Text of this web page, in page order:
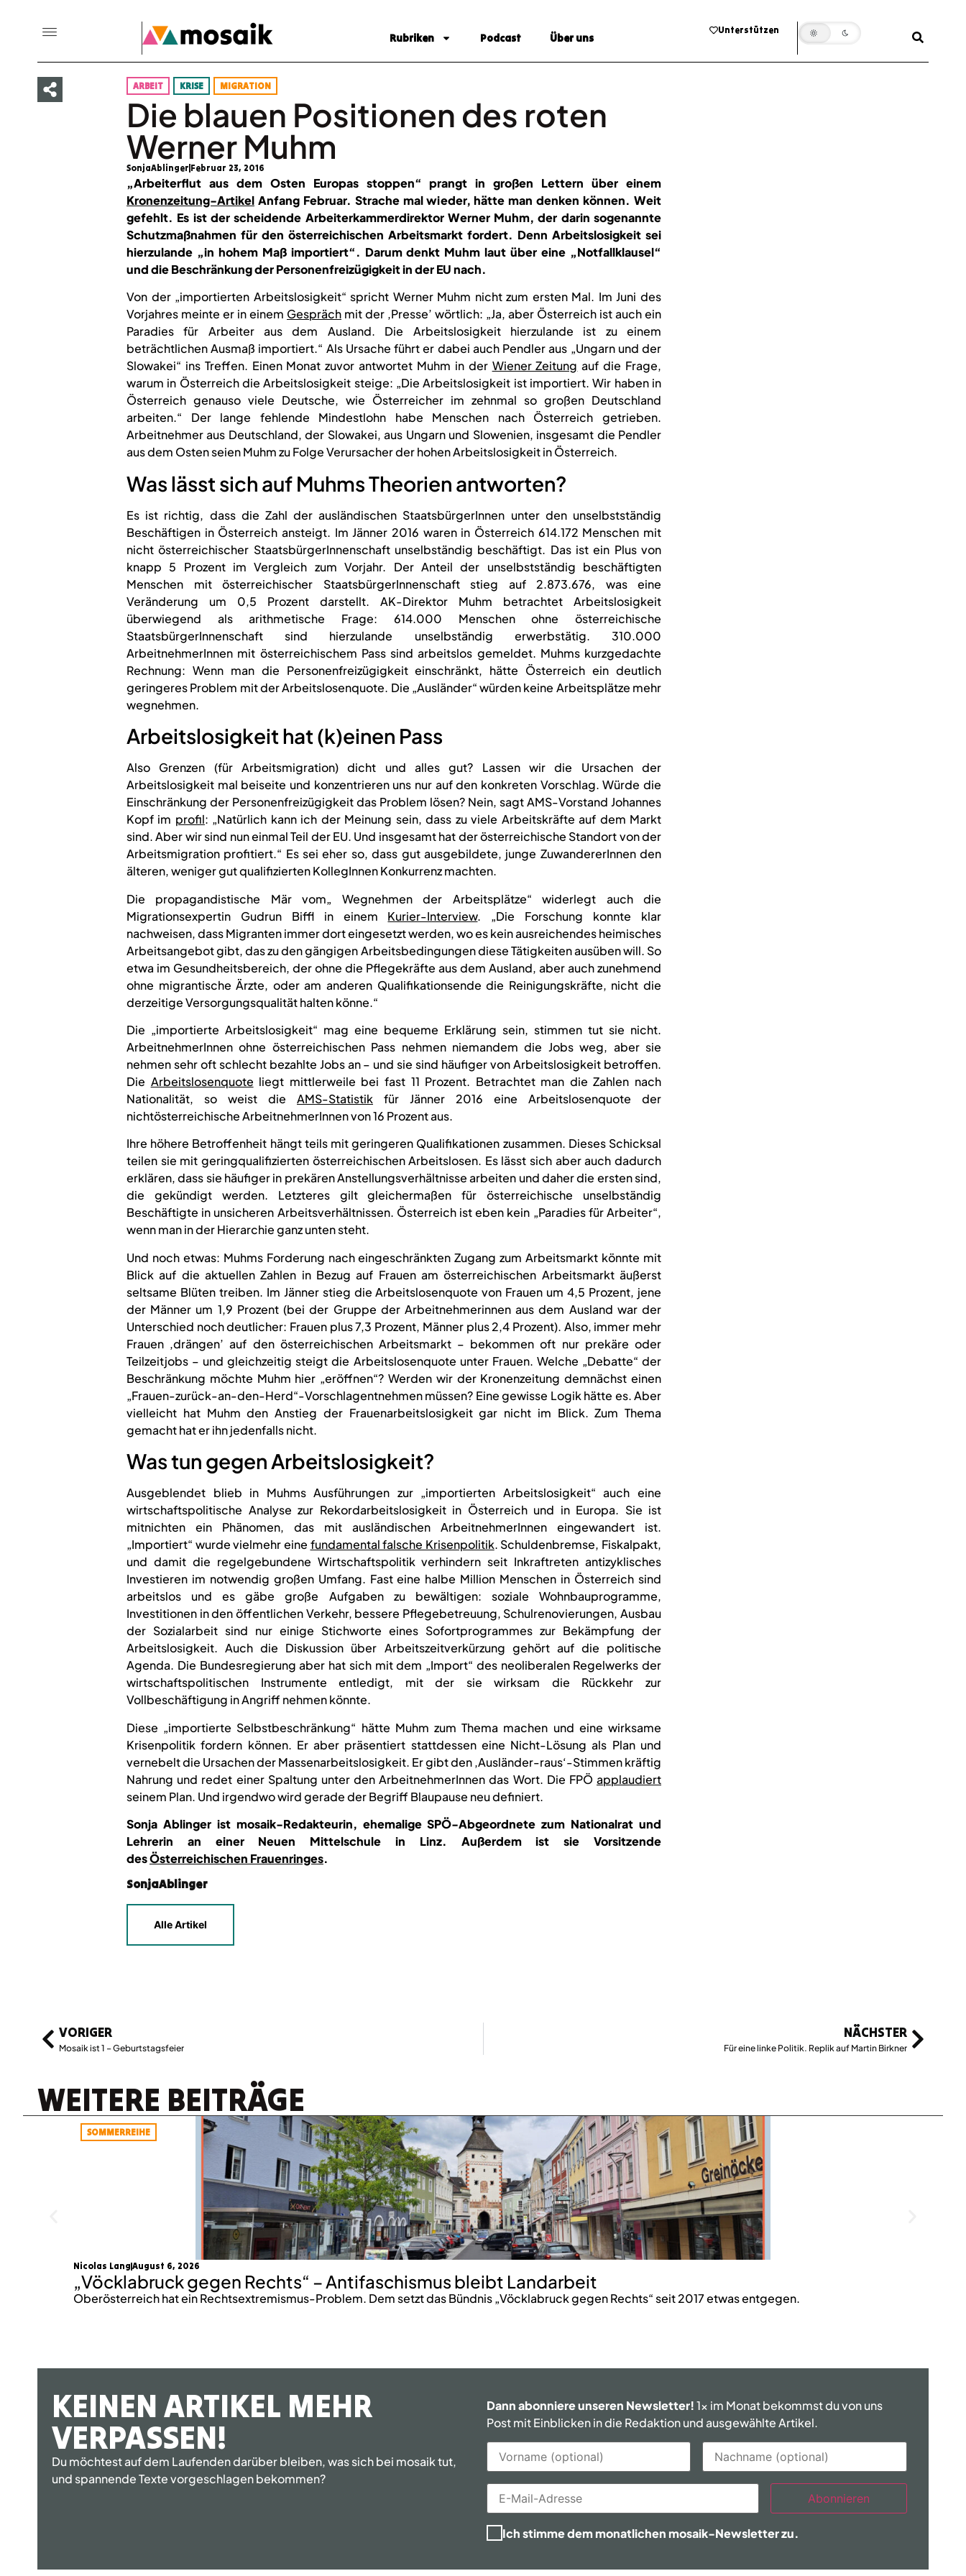
Rubriken Podcast Über uns
Unterstützen
ARBEIT KRISE MIGRATION
Die blauen Positionen des roten
Werner Muhm
SonjaAblinger Februar 23, 2016
„Arbeiterflut aus dem Osten Europas stoppen“ prangt in großen Lettern über einem
Kronenzeitung-Artikel Anfang Februar. Strache mal wieder, hätte man denken können. Weit
gefehlt. Es ist der scheidende Arbeiterkammerdirektor Werner Muhm, der darin sogenannte
Schutzmaßnahmen für den österreichischen Arbeitsmarkt fordert. Denn Arbeitslosigkeit sei
hierzulande „in hohem Maß importiert“. Darum denkt Muhm laut über eine „Notfallklausel“
und die Beschränkung der Personenfreizügigkeit in der EU nach.
Von der „importierten Arbeitslosigkeit“ spricht Werner Muhm nicht zum ersten Mal. Im Juni des
Vorjahres meinte er in einem Gespräch mit der ‚Presse’ wörtlich: „Ja, aber Österreich ist auch ein
Paradies für Arbeiter aus dem Ausland. Die Arbeitslosigkeit hierzulande ist zu einem
beträchtlichen Ausmaß importiert.“ Als Ursache führt er dabei auch Pendler aus „Ungarn und der
Slowakei“ ins Treffen. Einen Monat zuvor antwortet Muhm in der Wiener Zeitung auf die Frage,
warum in Österreich die Arbeitslosigkeit steige: „Die Arbeitslosigkeit ist importiert. Wir haben in
Österreich genauso viele Deutsche, wie Österreicher im zehnmal so großen Deutschland
arbeiten.“ Der lange fehlende Mindestlohn habe Menschen nach Österreich getrieben.
Arbeitnehmer aus Deutschland, der Slowakei, aus Ungarn und Slowenien, insgesamt die Pendler
aus dem Osten seien Muhm zu Folge Verursacher der hohen Arbeitslosigkeit in Österreich.
Was lässt sich auf Muhms Theorien antworten?
Es ist richtig, dass die Zahl der ausländischen StaatsbürgerInnen unter den unselbstständig
Beschäftigen in Österreich ansteigt. Im Jänner 2016 waren in Österreich 614.172 Menschen mit
nicht österreichischer StaatsbürgerInnenschaft unselbständig beschäftigt. Das ist ein Plus von
knapp 5 Prozent im Vergleich zum Vorjahr. Der Anteil der unselbstständig beschäftigten
Menschen mit österreichischer StaatsbürgerInnenschaft stieg auf 2.873.676, was eine
Veränderung um 0,5 Prozent darstellt. AK-Direktor Muhm betrachtet Arbeitslosigkeit
überwiegend als arithmetische Frage: 614.000 Menschen ohne österreichische
StaatsbürgerInnenschaft sind hierzulande unselbständig erwerbstätig. 310.000
ArbeitnehmerInnen mit österreichischem Pass sind arbeitslos gemeldet. Muhms kurzgedachte
Rechnung: Wenn man die Personenfreizügigkeit einschränkt, hätte Österreich ein deutlich
geringeres Problem mit der Arbeitslosenquote. Die „Ausländer“ würden keine Arbeitsplätze mehr
wegnehmen.
Arbeitslosigkeit hat (k)einen Pass
Also Grenzen (für Arbeitsmigration) dicht und alles gut? Lassen wir die Ursachen der
Arbeitslosigkeit mal beiseite und konzentrieren uns nur auf den konkreten Vorschlag. Würde die
Einschränkung der Personenfreizügigkeit das Problem lösen? Nein, sagt AMS-Vorstand Johannes
Kopf im profil: „Natürlich kann ich der Meinung sein, dass zu viele Arbeitskräfte auf dem Markt
sind. Aber wir sind nun einmal Teil der EU. Und insgesamt hat der österreichische Standort von der
Arbeitsmigration profitiert.“ Es sei eher so, dass gut ausgebildete, junge ZuwandererInnen den
älteren, weniger gut qualifizierten KollegInnen Konkurrenz machten.
Die propagandistische Mär vom„ Wegnehmen der Arbeitsplätze“ widerlegt auch die
Migrationsexpertin Gudrun Biffl in einem Kurier-Interview. „Die Forschung konnte klar
nachweisen, dass Migranten immer dort eingesetzt werden, wo es kein ausreichendes heimisches
Arbeitsangebot gibt, das zu den gängigen Arbeitsbedingungen diese Tätigkeiten ausüben will. So
etwa im Gesundheitsbereich, der ohne die Pflegekräfte aus dem Ausland, aber auch zunehmend
ohne migrantische Ärzte, oder am anderen Qualifikationsende die Reinigungskräfte, nicht die
derzeitige Versorgungsqualität halten könne.“
Die „importierte Arbeitslosigkeit“ mag eine bequeme Erklärung sein, stimmen tut sie nicht.
ArbeitnehmerInnen ohne österreichischen Pass nehmen niemandem die Jobs weg, aber sie
nehmen sehr oft schlecht bezahlte Jobs an – und sie sind häufiger von Arbeitslosigkeit betroffen.
Die Arbeitslosenquote liegt mittlerweile bei fast 11 Prozent. Betrachtet man die Zahlen nach
Nationalität, so weist die AMS-Statistik für Jänner 2016 eine Arbeitslosenquote der
nichtösterreichische ArbeitnehmerInnen von 16 Prozent aus.
Ihre höhere Betroffenheit hängt teils mit geringeren Qualifikationen zusammen. Dieses Schicksal
teilen sie mit geringqualifizierten österreichischen Arbeitslosen. Es lässt sich aber auch dadurch
erklären, dass sie häufiger in prekären Anstellungsverhältnisse arbeiten und daher die ersten sind,
die gekündigt werden. Letzteres gilt gleichermaßen für österreichische unselbständig
Beschäftigte in unsicheren Arbeitsverhältnissen. Österreich ist eben kein „Paradies für Arbeiter“,
wenn man in der Hierarchie ganz unten steht.
Und noch etwas: Muhms Forderung nach eingeschränkten Zugang zum Arbeitsmarkt könnte mit
Blick auf die aktuellen Zahlen in Bezug auf Frauen am österreichischen Arbeitsmarkt äußerst
seltsame Blüten treiben. Im Jänner stieg die Arbeitslosenquote von Frauen um 4,5 Prozent, jene
der Männer um 1,9 Prozent (bei der Gruppe der Arbeitnehmerinnen aus dem Ausland war der
Unterschied noch deutlicher: Frauen plus 7,3 Prozent, Männer plus 2,4 Prozent). Also, immer mehr
Frauen ‚drängen’ auf den österreichischen Arbeitsmarkt – bekommen oft nur prekäre oder
Teilzeitjobs – und gleichzeitig steigt die Arbeitslosenquote unter Frauen. Welche „Debatte“ der
Beschränkung möchte Muhm hier „eröffnen“? Werden wir der Kronenzeitung demnächst einen
„Frauen-zurück-an-den-Herd“-Vorschlagentnehmen müssen? Eine gewisse Logik hätte es. Aber
vielleicht hat Muhm den Anstieg der Frauenarbeitslosigkeit gar nicht im Blick. Zum Thema
gemacht hat er ihn jedenfalls nicht.
Was tun gegen Arbeitslosigkeit?
Ausgeblendet blieb in Muhms Ausführungen zur „importierten Arbeitslosigkeit“ auch eine
wirtschaftspolitische Analyse zur Rekordarbeitslosigkeit in Österreich und in Europa. Sie ist
mitnichten ein Phänomen, das mit ausländischen ArbeitnehmerInnen eingewandert ist.
„Importiert“ wurde vielmehr eine fundamental falsche Krisenpolitik. Schuldenbremse, Fiskalpakt,
und damit die regelgebundene Wirtschaftspolitik verhindern seit Inkraftreten antizyklisches
Investieren im notwendig großen Umfang. Fast eine halbe Million Menschen in Österreich sind
arbeitslos und es gäbe große Aufgaben zu bewältigen: soziale Wohnbauprogramme,
Investitionen in den öffentlichen Verkehr, bessere Pflegebetreuung, Schulrenovierungen, Ausbau
der Sozialarbeit sind nur einige Stichworte eines Sofortprogrammes zur Bekämpfung der
Arbeitslosigkeit. Auch die Diskussion über Arbeitszeitverkürzung gehört auf die politische
Agenda. Die Bundesregierung aber hat sich mit dem „Import“ des neoliberalen Regelwerks der
wirtschaftspolitischen Instrumente entledigt, mit der sie wirksam die Rückkehr zur
Vollbeschäftigung in Angriff nehmen könnte.
Diese „importierte Selbstbeschränkung“ hätte Muhm zum Thema machen und eine wirksame
Krisenpolitik fordern können. Er aber präsentiert stattdessen eine Nicht-Lösung als Plan und
vernebelt die Ursachen der Massenarbeitslosigkeit. Er gibt den ‚Ausländer-raus‘-Stimmen kräftig
Nahrung und redet einer Spaltung unter den ArbeitnehmerInnen das Wort. Die FPÖ applaudiert
seinem Plan. Und irgendwo wird gerade der Begriff Blaupause neu definiert.
Sonja Ablinger ist mosaik-Redakteurin, ehemalige SPÖ-Abgeordnete zum Nationalrat und
Lehrerin an einer Neuen Mittelschule in Linz. Außerdem ist sie Vorsitzende
desÖsterreichischen Frauenringes.
SonjaAblinger
Alle Artikel
VORIGER
Mosaik ist 1 – Geburtstagsfeier
NÄCHSTER
Für eine linke Politik. Replik auf Martin Birkner
WEITERE BEITRÄGE
SOMMERREIHE
Nicolas Lang August 6, 2026
„Vöcklabruck gegen Rechts“ – Antifaschismus bleibt Landarbeit
Oberösterreich hat ein Rechtsextremismus-Problem. Dem setzt das Bündnis „Vöcklabruck gegen Rechts“ seit 2017 etwas entgegen.
KEINEN ARTIKEL MEHR
VERPASSEN!
Du möchtest auf dem Laufenden darüber bleiben, was sich bei mosaik tut,
und spannende Texte vorgeschlagen bekommen?
Dann abonniere unseren Newsletter!1x im Monat bekommst du von uns
Post mit Einblicken in die Redaktion und ausgewählte Artikel.
Abonnieren
Ich stimme dem monatlichen mosaik-Newsletter zu.